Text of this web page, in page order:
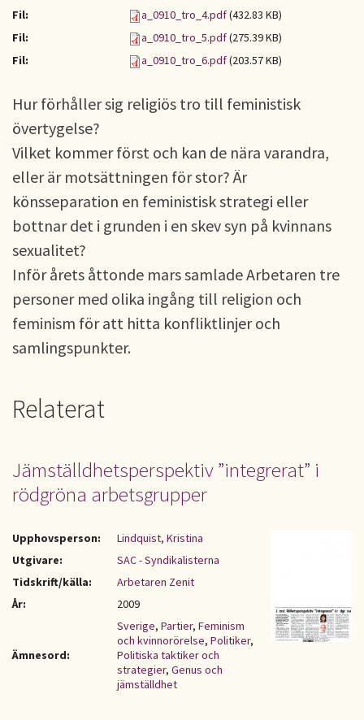
Fil:
a_0910_tro_4.pdf(432.83 KB)
Fil:
a_0910_tro_5.pdf(275.39 KB)
Fil:
a_0910_tro_6.pdf(203.57 KB)
Hur förhåller sig religiös tro till feministisk
övertygelse?
Vilket kommer först och kan de nära varandra,
eller är motsättningen för stor? Är
könsseparation en feministisk strategi eller
bottnar det i grunden i en skev syn på kvinnans
sexualitet?
Inför årets åttonde mars samlade Arbetaren tre
personer med olika ingång till religion och
feminism för att hitta konfliktlinjer och
samlingspunkter.
Relaterat
Jämställdhetsperspektiv ”integrerat” i
rödgröna arbetsgrupper
Upphovsperson:
Lindquist, Kristina
Utgivare:
SAC - Syndikalisterna
Tidskrift/källa:
Arbetaren Zenit
År:
2009
Ämnesord:
Sverige, Partier, Feminism
och kvinnorörelse, Politiker,
Politiska taktiker och
strategier, Genus och
jämställdhet